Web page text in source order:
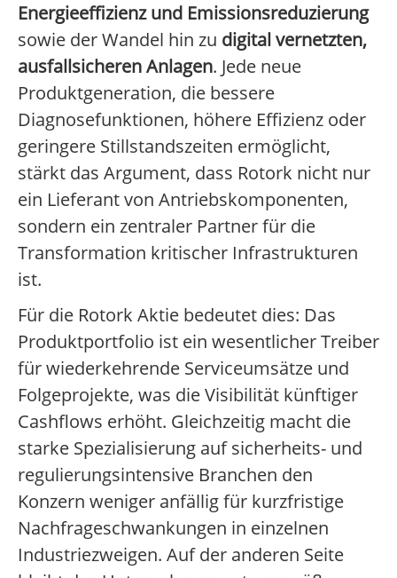
Energieeffizienz und Emissionsreduzierung
sowie der Wandel hin zu digital vernetzten,
ausfallsicheren Anlagen. Jede neue
Produktgeneration, die bessere
Diagnosefunktionen, höhere Effizienz oder
geringere Stillstandszeiten ermöglicht,
stärkt das Argument, dass Rotork nicht nur
ein Lieferant von Antriebskomponenten,
sondern ein zentraler Partner für die
Transformation kritischer Infrastrukturen
ist.
Für die Rotork Aktie bedeutet dies: Das
Produktportfolio ist ein wesentlicher Treiber
für wiederkehrende Serviceumsätze und
Folgeprojekte, was die Visibilität künftiger
Cashflows erhöht. Gleichzeitig macht die
starke Spezialisierung auf sicherheits- und
regulierungsintensive Branchen den
Konzern weniger anfällig für kurzfristige
Nachfrageschwankungen in einzelnen
Industriezweigen. Auf der anderen Seite